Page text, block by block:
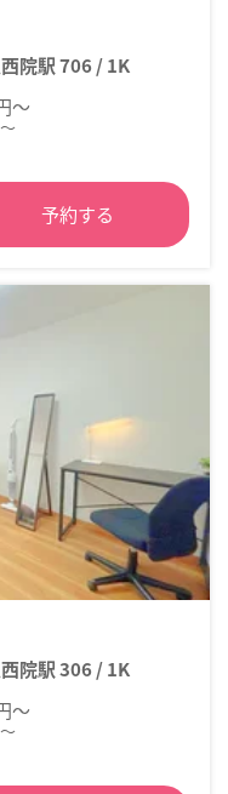
院駅 706 / 1K
～
予約する
院駅 306 / 1K
～